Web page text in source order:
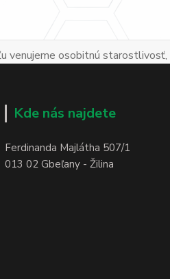
venujeme osobitnú
Kde nás najdete
Ferdinanda Majlátha 507/1
013 02 Gbeľany - Žilina